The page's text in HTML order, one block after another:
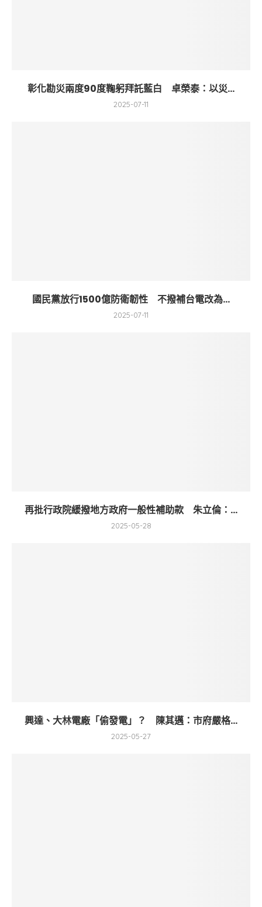
彰化勘災兩度90度鞠躬拜託藍白 卓榮泰：以災...
2025-07-11
國民黨放行1500億防衛韌性 不撥補台電改為...
2025-07-11
再批行政院緩撥地方政府一般性補助款 朱立倫：...
2025-05-28
興達、大林電廠「偷發電」？ 陳其邁：市府嚴格...
2025-05-27